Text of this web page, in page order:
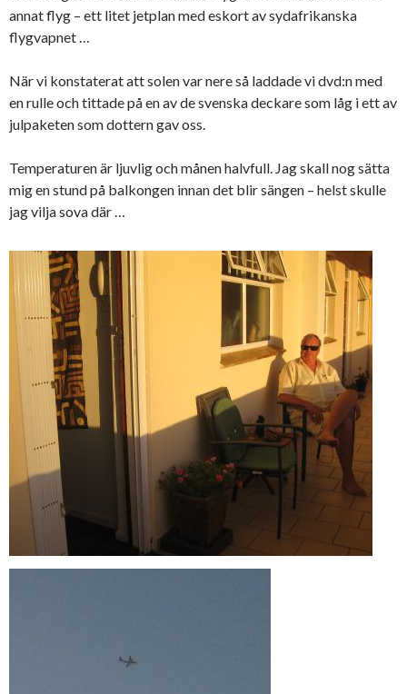
annat flyg – ett litet jetplan med eskort av sydafrikanska
flygvapnet …
När vi konstaterat att solen var nere så laddade vi dvd:n med
en rulle och tittade på en av de svenska deckare som låg i ett av
julpaketen som dottern gav oss.
Temperaturen är ljuvlig och månen halvfull. Jag skall nog sätta
mig en stund på balkongen innan det blir sängen – helst skulle
jag vilja sova där …